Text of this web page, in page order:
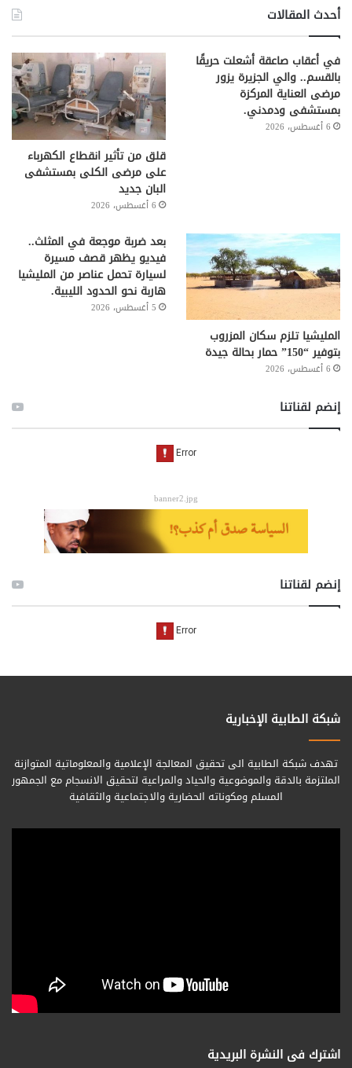
أحدث المقالات
في أعقاب صاعقة أشعلت حريقًا
بالقسم.. والي الجزيرة يزور
مرضى العناية المركزة
بمستشفى ودمدني.
6 أغسطس، 2026
قلق من تأثير انقطاع الكهرباء
على مرضى الكلى بمستشفى
البان جديد
6 أغسطس، 2026
المليشيا تلزم سكان المزروب
بتوفير “150” حمار بحالة جيدة
6 أغسطس، 2026
بعد ضربة موجعة في المثلث..
فيديو يظهر قصف مسيرة
لسيارة تحمل عناصر من المليشيا
هاربة نحو الحدود الليبية.
5 أغسطس، 2026
إنضم لقناتنا
banner2.jpg
إنضم لقناتنا
شبكة الطابية الإخبارية
تهدف شبكة الطابية الى تحقيق المعالجة الإعلامية والمعلوماتية المتوازنة
الملتزمة بالدقة والموضوعية والحياد والمراعية لتحقيق الانسجام مع الجمهور
المسلم ومكوناته الحضارية والاجتماعية والثقافية
اشترك فى النشرة البريدية